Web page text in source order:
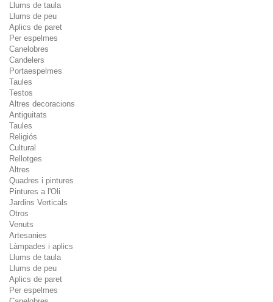
Llums de taula
Llums de peu
Aplics de paret
Per espelmes
Canelobres
Candelers
Portaespelmes
Taules
Testos
Altres decoracions
Antiguitats
Taules
Religiós
Cultural
Rellotges
Altres
Quadres i pintures
Pintures a l'Oli
Jardins Verticals
Otros
Venuts
Artesanies
Làmpades i aplics
Llums de taula
Llums de peu
Aplics de paret
Per espelmes